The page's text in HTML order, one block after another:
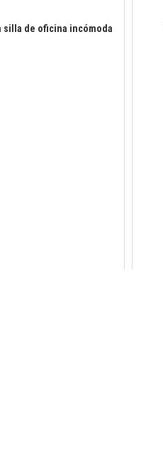
silla de oficina incómoda